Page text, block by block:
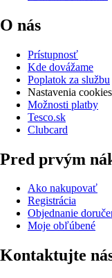
O nás
Prístupnosť
Kde dovážame
Poplatok za službu
Nastavenia cookies
Možnosti platby
Tesco.sk
Clubcard
Pred prvým
Ako nakupovať
Registrácia
Objednanie
Moje obľúbené
Kontaktujte